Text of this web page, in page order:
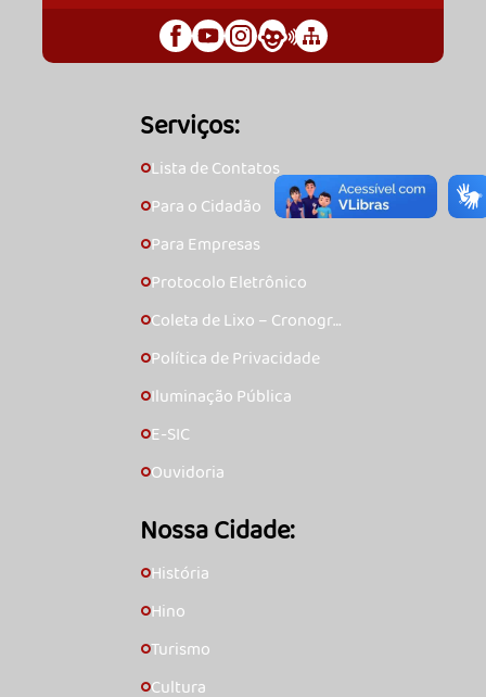
Serviços:
🞇Lista de Contatos
🞇Para o Cidadão
🞇Para Empresas
🞇Protocolo Eletrônico
🞇Coleta de Lixo – Cronogra
🞇Política de Privacidade
🞇Iluminação Pública
🞇E-SIC
🞇Ouvidoria
Nossa Cidade:
🞇História
🞇Hino
🞇Turismo
🞇Cultura